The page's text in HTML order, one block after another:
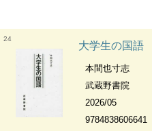
24
大学生の国語
本間也寸志
武蔵野書院
2026/05
9784838606641